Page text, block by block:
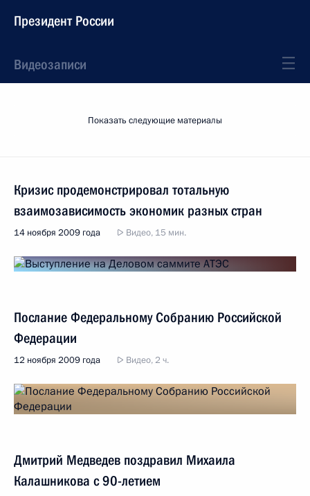
Президент России
Видеозаписи
Показать следующие материалы
Кризис продемонстрировал тотальную
взаимозависимость экономик разных стран
14 ноября 2009 года Видео, 15 мин.
Послание Федеральному Собранию Российской
Федерации
12 ноября 2009 года Видео, 2 ч.
Дмитрий Медведев поздравил Михаила
Калашникова с 90-летием